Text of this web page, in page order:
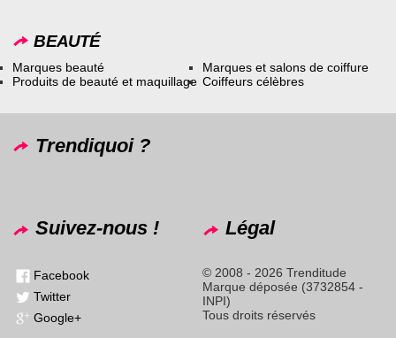
BEAUTÉ
Marques beauté
Produits de beauté et maquillage
Marques et salons de coiffure
Coiffeurs célèbres
Trendiquoi ?
Suivez-nous !
Facebook
Twitter
Google+
Légal
© 2008 - 2026 Trenditude
Marque déposée (3732854 -
INPI)
Tous droits réservés